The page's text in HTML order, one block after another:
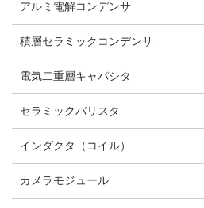
アルミ電解コンデンサ
積層セラミックコンデンサ
電気二重層キャパシタ
セラミックバリスタ
インダクタ（コイル）
カメラモジュール